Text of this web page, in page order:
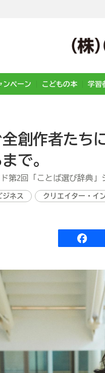
ンペーン こどもの本 学習
創作者たち
で。
第2回「ことば選び辞典」
ジネス クリエイター・イ